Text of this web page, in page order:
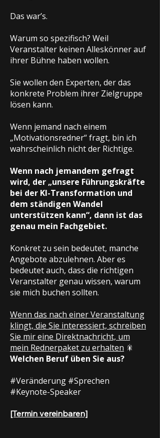
Das war’s.
Warum so spezifisch? Weil
Veranstalter keinen Alleskönner auf
ihrer Bühne haben wollen.
Sie wollen den Experten, der das
konkrete Problem ihrer Zielgruppe
lösen kann.
Wenn jemand nach einem
„Motivationsredner“ fragt, bin ich
wahrscheinlich nicht der Richtige.
Wenn nach jemandem gefragt
wird, der „unsere Führungskräfte
bei der KI-Transformation und
dem ständigen Wandel
unterstützen kann“, dann ist das
genau mein Fachgebiet.
Konkret zu sein bedeutet, manche
Angebote abzulehnen. Aber es
bedeutet auch, dass die richtigen
Veranstalter genau wissen, warum
sie mich buchen sollten.
Wenn das nach einer Veranstaltung
klingt, die Sie interessiert, schreiben
Sie mir eine Direktnachricht, um
mein Rednerpaket zu erhalten 🎇
Welchen Beruf üben Sie aus?
#Veränderung #Sprechen
#Keynote-Speaker
[Termin vereinbaren]